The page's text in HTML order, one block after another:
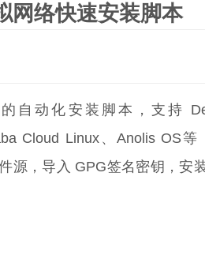
络快速安装脚本
自动化安装脚本，支持
Cloud Linux、Anolis OS等
源，导入 GPG签名密钥，安